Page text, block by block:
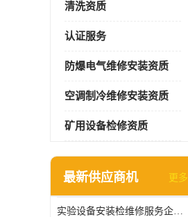
清洗资质
认证服务
防爆电气维修安装资质
空调制冷维修安装资质
矿用设备检修资质
最新供应商机 更多
实验设备安装检维修服务企业申报要求和流程